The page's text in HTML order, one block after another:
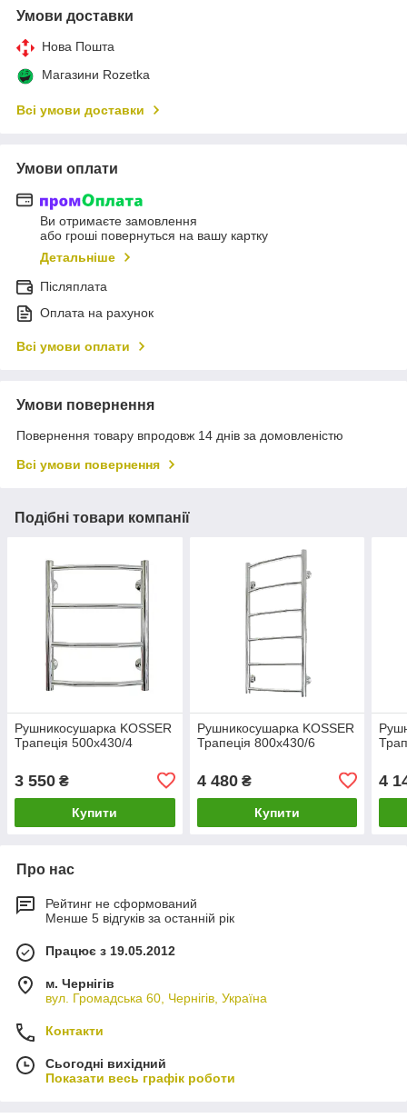
Умови доставки
Нова Пошта
Магазини Rozetka
Всі умови доставки
Умови оплати
Ви отримаєте замовлення
або гроші повернуться на вашу картку
Детальніше
Післяплата
Оплата на рахунок
Всі умови оплати
Умови повернення
Повернення товару впродовж 14 днів за домовленістю
Всі умови повернення
Подібні товари компанії
Рушникосушарка KOSSER
Трапеція 500х430/4
3 550 ₴
Купити
Рушникосушарка KOSSER
Трапеція 800х430/6
4 480₴
Купити
4
Про нас
Рейтинг не сформований
Менше 5 відгуків за останній рік
Працює з 19.05.2012
м. Чернігів
вул. Громадська 60, Чернігів, Україна
Контакти
Сьогодні вихідний
Показати весь графік роботи